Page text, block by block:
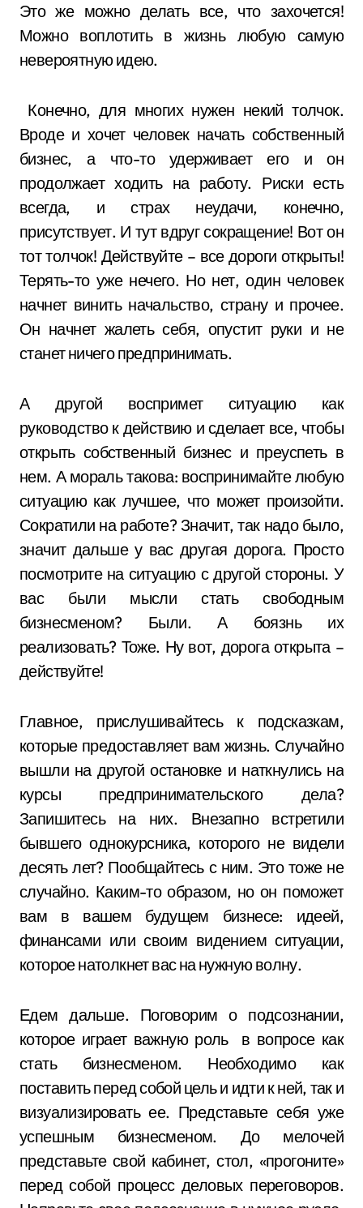
Это же можно делать все, что захочется!
Можно воплотить в жизнь любую самую
невероятную идею.
Конечно, для многих нужен некий толчок.
Вроде и хочет человек начать собственный
бизнес, а что-то удерживает его и он
продолжает ходить на работу. Риски есть
всегда, и страх неудачи, конечно,
присутствует. И тут вдруг сокращение! Вот он
тот толчок! Действуйте – все дороги открыты!
Терять-то уже нечего. Но нет, один человек
начнет винить начальство, страну и прочее.
Он начнет жалеть себя, опустит руки и не
станет ничего предпринимать.
А другой воспримет ситуацию как
руководство к действию и сделает все, чтобы
открыть собственный бизнес и преуспеть в
нем. А мораль такова: воспринимайте любую
ситуацию как лучшее, что может произойти.
Сократили на работе? Значит, так надо было,
значит дальше у вас другая дорога. Просто
посмотрите на ситуацию с другой стороны. У
вас были мысли стать свободным
бизнесменом? Были. А боязнь их
реализовать? Тоже. Ну вот, дорога открыта –
действуйте!
Главное, прислушивайтесь к подсказкам,
которые предоставляет вам жизнь. Случайно
вышли на другой остановке и наткнулись на
курсы предпринимательского дела?
Запишитесь на них. Внезапно встретили
бывшего однокурсника, которого не видели
десять лет? Пообщайтесь с ним. Это тоже не
случайно. Каким-то образом, но он поможет
вам в вашем будущем бизнесе: идеей,
финансами или своим видением ситуации,
которое натолкнет вас на нужную волну.
Едем дальше. Поговорим о подсознании,
которое играет важную роль в вопросе как
стать бизнесменом. Необходимо как
поставить перед собой цель и идти к ней, так и
визуализировать ее. Представьте себя уже
успешным бизнесменом. До мелочей
представьте свой кабинет, стол, «прогоните»
перед собой процесс деловых переговоров.